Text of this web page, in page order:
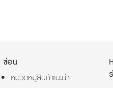
ซ่อน
หมวดหมู่สินค้าแนะนำ